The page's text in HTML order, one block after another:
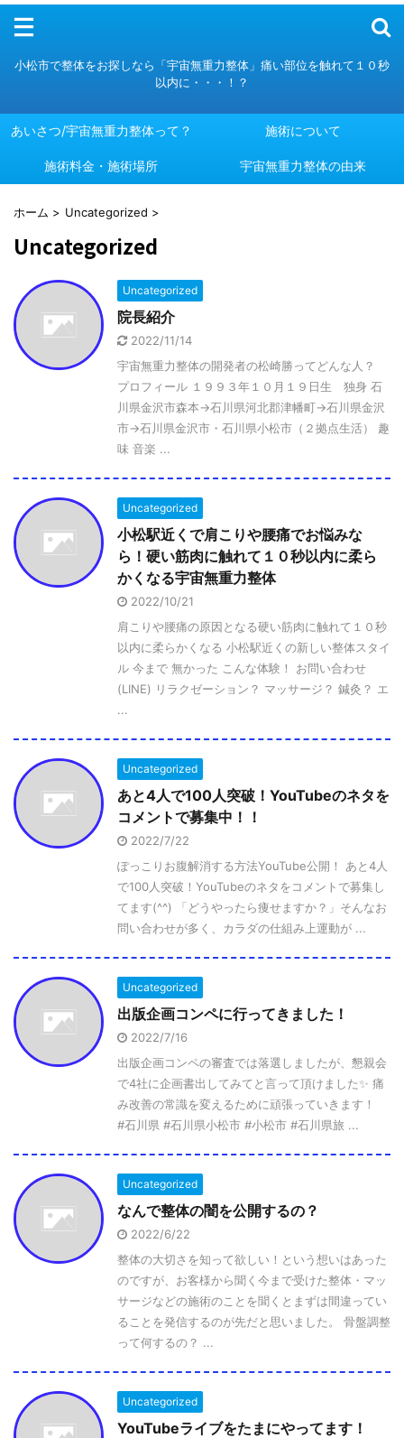
メニュー
あいさつ/宇宙無重力整体って？
施術料金・施術場所
宇宙無重力整体の由来
小松市で整体をお探しなら「宇宙無重力整体」痛い部位を触れて１０秒
以内に・・・！？
あいさつ/宇宙無重力整体って？ 施術について
施術料金・施術場所 宇宙無重力整体の由来
ホーム > Uncategorized >
Uncategorized
Uncategorized
院長紹介
2022/11/14
宇宙無重力整体の開発者の松崎勝ってどんな人？
プロフィール １９９３年１０月１９日生 独身 石
川県金沢市森本→石川県河北郡津幡町→石川県金沢
市→石川県金沢市・石川県小松市（２拠点生活） 趣
味 音楽 ...
Uncategorized
小松駅近くで肩こりや腰痛でお悩みな
ら！硬い筋肉に触れて１０秒以内に柔ら
かくなる宇宙無重力整体
2022/10/21
肩こりや腰痛の原因となる硬い筋肉に触れて１０秒
以内に柔らかくなる 小松駅近くの新しい整体スタイ
ル 今まで 無かった こんな体験！ お問い合わせ
(LINE) リラクゼーション？ マッサージ？ 鍼灸？ エ
...
Uncategorized
あと4人で100人突破！YouTubeのネタを
コメントで募集中！！
2022/7/22
ぽっこりお腹解消する方法YouTube公開！ あと4人
で100人突破！YouTubeのネタをコメントで募集し
てます(^^) 「どうやったら痩せますか？」そんなお
問い合わせが多く、カラダの仕組み上運動が ...
Uncategorized
出版企画コンペに行ってきました！
2022/7/16
出版企画コンペの審査では落選しましたが、懇親会
で4社に企画書出してみてと言って頂けました✨ 痛
み改善の常識を変えるために頑張っていきます！
#石川県 #石川県小松市 #小松市 #石川県旅 ...
Uncategorized
なんで整体の闇を公開するの？
2022/6/22
整体の大切さを知って欲しい！という想いはあった
のですが、お客様から聞く今まで受けた整体・マッ
サージなどの施術のことを聞くとまずは間違ってい
ることを発信するのが先だと思いました。 骨盤調整
って何するの？ ...
Uncategorized
YouTubeライブをたまにやってます！